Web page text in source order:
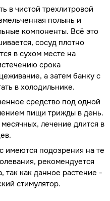
в чистой трехлитровой
полынь и
компоненты. Всё это
сосуд плотно
в сухом месте на
срока
а затем банку с
в холодильнике.
средство под одной
пищи трижды в день.
лечение длится в
имеются подозрения на те
рекомендуется
так как данное растение -
стимулятор.